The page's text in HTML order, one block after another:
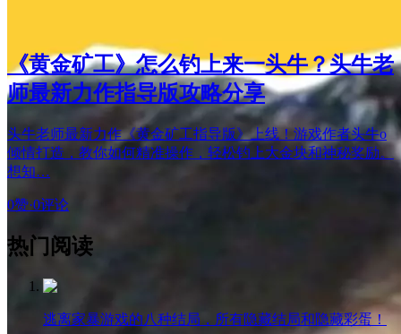
《黄金矿工》怎么钓上来一头牛？头牛老
师最新力作指导版攻略分享
头牛老师最新力作《黄金矿工指导版》上线！游戏作者头牛o
倾情打造，教你如何精准操作，轻松钓上大金块和神秘奖励。
想知…
0赞·0评论
热门阅读
逃离家暴游戏的八种结局，所有隐藏结局和隐藏彩蛋！